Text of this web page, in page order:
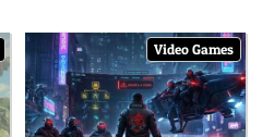
Video Games